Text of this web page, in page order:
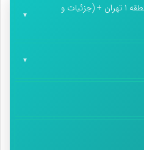
بهترین کلینیک های زیبایی در منطقه 1 تهران + (جزئیات و